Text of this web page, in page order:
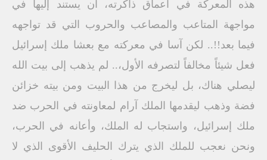
هذه المعركة في أعماق ذاكرته، أن يستند إليها في
مواجهة المتاعب والمصاعب والحروب التي قد تواجهه
فيما بعد!!.. لكن آسا في معركته مع بعشا ملك إسرائيل
فعل شيئاً مخالفاً لتصرفه الأول،.. لم يذهب إلى بيت الله
ليصلي هناك، بل ليخرج من هذا البيت ومن بيته خزائن
فضة وذهب ليقدمها الملك آرام لمعاونته في الحرب ضد
ملك إسرائيل، واستجاب له الملك، وأعانه في الحرب،
ونحن نعجب للملك الذي يترك الحليف الأقوى الذي لا